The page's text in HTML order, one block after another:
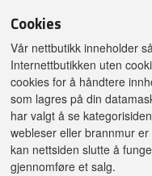
Cookies
Vår nettbutikk inneholder
Internettbutikken uten
cookies for å håndtere
som lagres på din
har valgt å se
webleser eller brannmur
kan nettsiden slutte å
gjennomføre et salg.